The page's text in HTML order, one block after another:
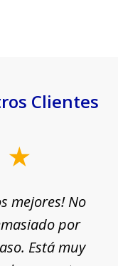
Clientes
mejores! No
por
Está muy